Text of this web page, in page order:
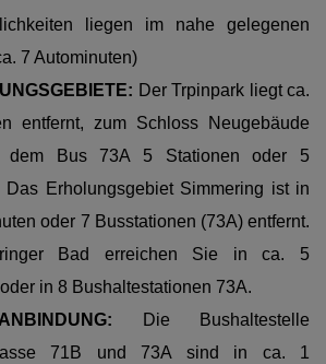
liegen im nahe gelegenen
7 Autominuten)
Der Trpinpark liegt ca.
entfernt, zum Schloss Neugebäude
Bus 73A 5 Stationen oder 5
Das Erholungsgebiet Simmering ist in
oder 7 Busstationen (73A) entfernt.
Bad erreichen Sie in ca. 5
in 8 Bushaltestationen 73A.
:
Die Bushaltestelle
71B und 73A sind in ca. 1